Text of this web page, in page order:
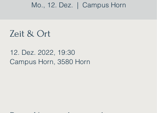
Mo., 12. Dez.
  |
Campus Horn
Zeit & Ort
12. Dez. 2022, 19:30
Campus Horn, 3580 Horn